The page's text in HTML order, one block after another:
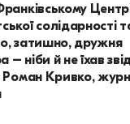
солідарності
затишно, дружня
– ніби й не їхав
Роман Кривко,